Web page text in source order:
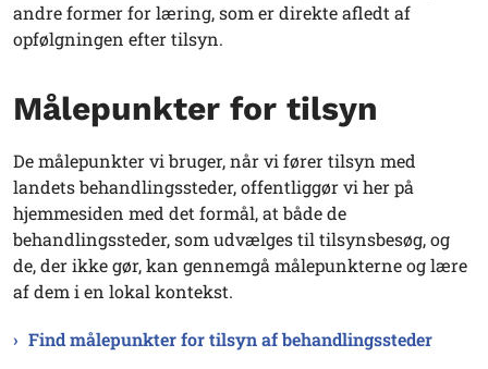
andre former for læring, som er direkte afledt af
opfølgningen efter tilsyn.
Målepunkter for tilsyn
De målepunkter vi bruger, når vi fører tilsyn med
landets behandlingssteder, offentliggør vi her på
hjemmesiden med det formål, at både de
behandlingssteder, som udvælges til tilsynsbesøg, og
de, der ikke gør, kan gennemgå målepunkterne og lære
af dem i en lokal kontekst.
Find målepunkter for tilsyn af behandlingssteder